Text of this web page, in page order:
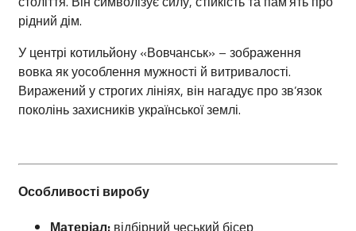
рідний дім.
У центрі котильйону «Вовчанськ» – зображення
вовка як уособлення мужності й витривалості.
Виражений у строгих лініях, він нагадує про зв’язок
поколінь захисників української землі.
Особливості виробу
Матеріал: відбірний чеський бісер